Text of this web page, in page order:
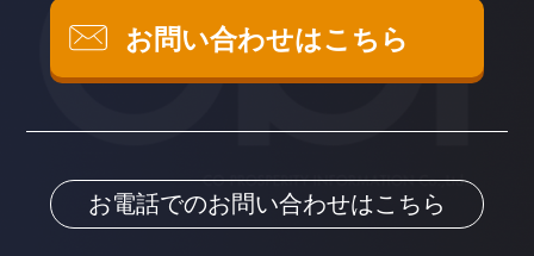
お問い合わせはこちら
お電話でのお問い合わせはこちら